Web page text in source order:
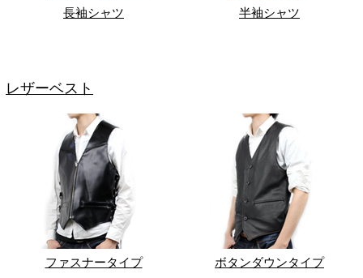
長袖シャツ 半袖シャツ
レザーベスト
ファスナータイプ ボタンダウンタイプ